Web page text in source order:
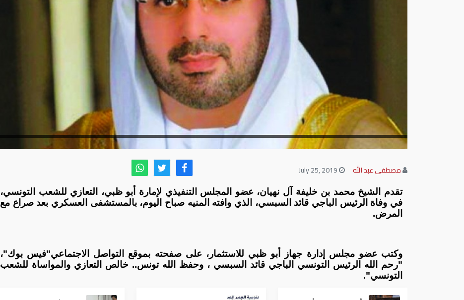
مصطفى عبد الله
تقدم الشيخ محمد بن خليفة آل نهيان، عضو المجلس التنفيذي لإمارة أبو ظبي، التعازي للشعب التونسي،
في وفاة الرئيس الباجي قائد السبسي، الذي وافته المنيه صباح اليوم، بالمستشفى العسكري بعد صراع مع
المرض.
وكتب عضو مجلس إدارة جهاز أبو ظبي للاستثمار، على صفحته بموقع التواصل الاجتماعي"فيس بوك"،
"رحم الله الرئيس التونسي الباجي قائد السبسي ، وحفظ الله تونس.. خالص التعازي والمواساة للشعب
التونسي".